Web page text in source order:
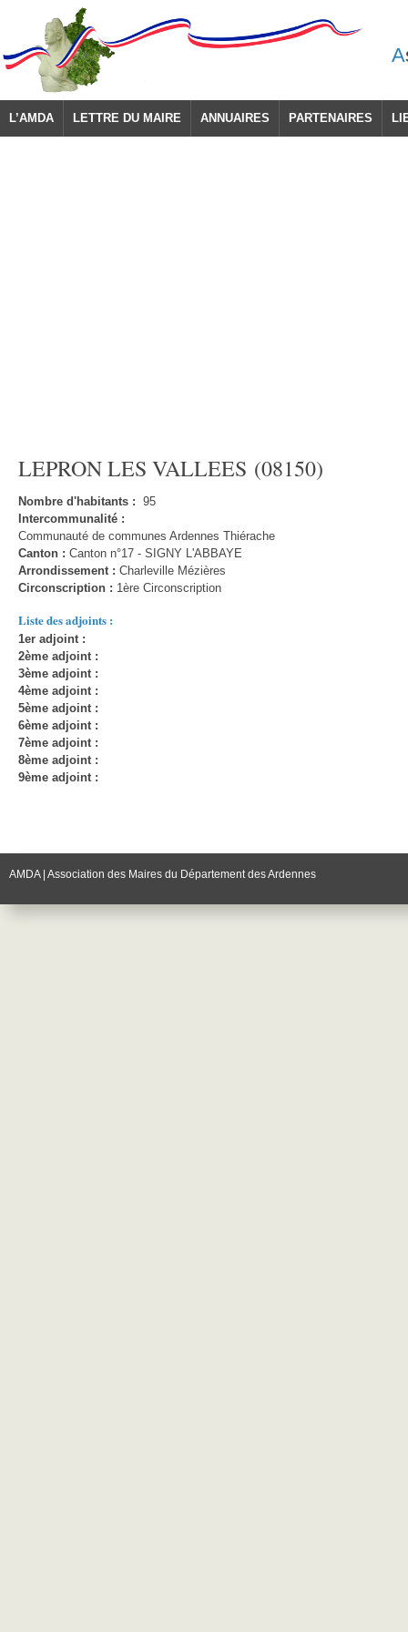
A
L’AMDA LETTRE DU MAIRE ANNUAIRES PARTENAIRES
LEPRON LES VALLEES (08150)
Nombre d'habitants : 95
Intercommunalité :
Communauté de communes Ardennes Thiérache
Canton : Canton n°17 - SIGNY L'ABBAYE
Arrondissement : Charleville Mézières
Circonscription : 1ère Circonscription
Liste des adjoints :
1er adjoint :
2ème adjoint :
3ème adjoint :
4ème adjoint :
5ème adjoint :
6ème adjoint :
7ème adjoint :
8ème adjoint :
9ème adjoint :
AMDA | Association des Maires du Département des Ardennes